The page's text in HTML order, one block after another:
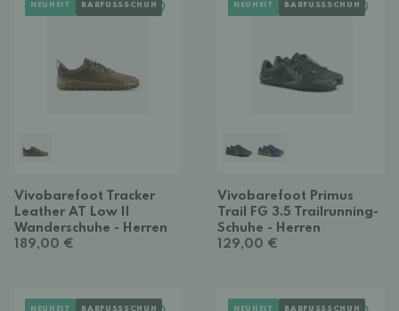
NEUHEIT BARFUSSSCHUH
Vivobarefoot Tracker
Leather AT Low II
Wanderschuhe - Herren
189,00 €
NEUHEIT BARFUSSSCHUH
Vivobarefoot Primus
Trail FG 3.5 Trailrunning-
Schuhe - Herren
129,00 €
NEUHEIT BARFUSSSCHUH NEUHEIT BARFUSSSCHUH